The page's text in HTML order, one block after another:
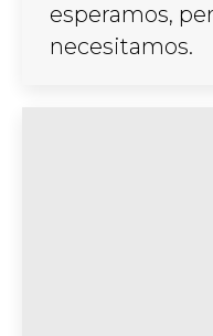
esperamos,
necesitamos.